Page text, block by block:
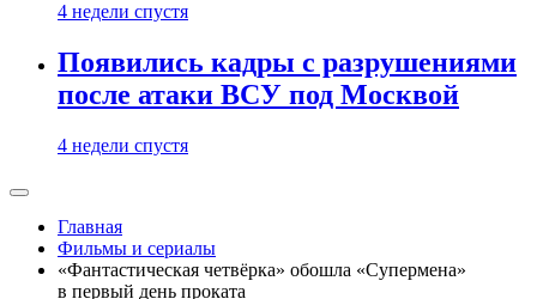
4 недели спустя
Появились кадры с разрушениями
после атаки ВСУ под Москвой
4 недели спустя
Главная
Фильмы и сериалы
«Фантастическая четвёрка» обошла «Супермена»
в первый день проката